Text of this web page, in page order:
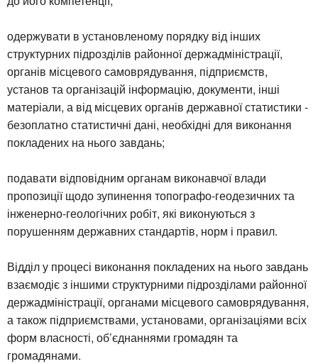
одержувати в установленому порядку від інших
структурних підрозділів районної держадміністрації,
органів місцевого самоврядування, підприємств,
установ та організацій інформацію, документи, інші
матеріали, а від місцевих органів державної статистики -
безоплатно статистичні дані, необхідні для виконання
покладених на нього завдань;
подавати відповідним органам виконавчої влади
пропозиції щодо зупинення топографо-геодезичних та
інженерно-геологічних робіт, які виконуються з
порушенням державних стандартів, норм і правил.
Відділ у процесі виконання покладених на нього завдань
взаємодіє з іншими структурними підрозділами районної
держадміністрації, органами місцевого самоврядування,
а також підприємствами, установами, організаціями всіх
форм власності, об’єднаннями громадян та
громадянами.